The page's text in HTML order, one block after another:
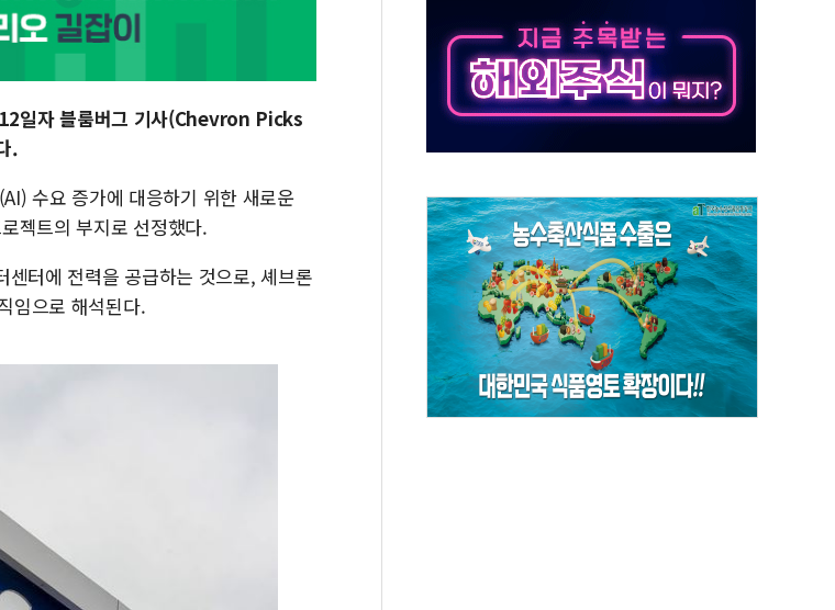
해군과 함께하는 '불금전파, 송정' 시즌2
강원도 폭염특보 11일째…온열질환·가축 피해 최소화 '총력 대응'
일자 블룸버그 기사(Chevron Picks
.
수요 증가에 대응하기 위한 새로운
젝트의 부지로 선정했다.
터에 전력을 공급하는 것으로, 셰브론
임으로 해석된다.